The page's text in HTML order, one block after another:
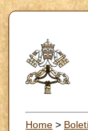
Home >